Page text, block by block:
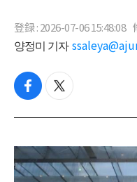
登録 : 2026-07-06 15:48:08
양정미 기자
f
c
b
o
o
t
i
t
e
r